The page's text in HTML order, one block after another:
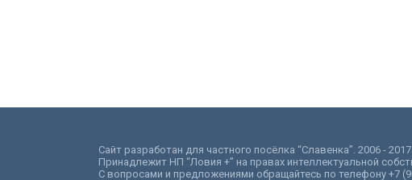
Сайт разработан для частного посёлка “Славенка”. 2006 - 2017
Принадлежит НП “Ловия +” на правах интеллектуальной
С вопросами и предложениями обращайтесь по телефону +7